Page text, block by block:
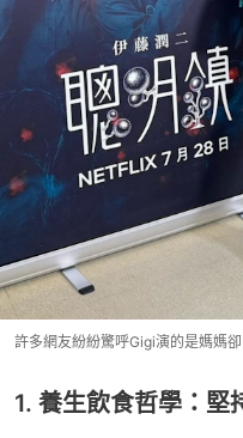
許多網友紛紛驚呼Gigi演的是媽媽
1. 養生飲食哲學：堅